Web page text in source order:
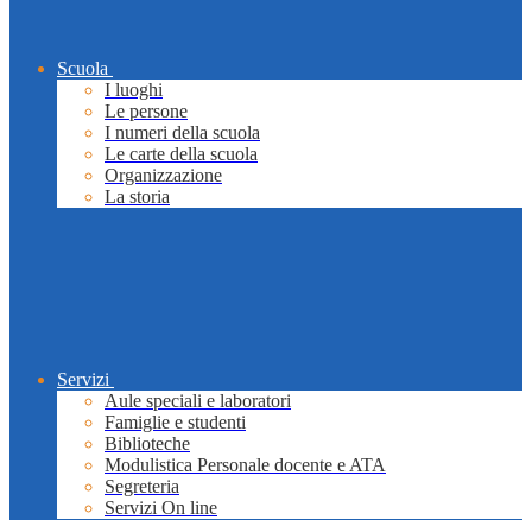
Scuola
I luoghi
Le persone
I numeri della scuola
Le carte della scuola
Organizzazione
La storia
Servizi
Aule speciali e laboratori
Famiglie e studenti
Biblioteche
Modulistica Personale docente e ATA
Segreteria
Servizi On line